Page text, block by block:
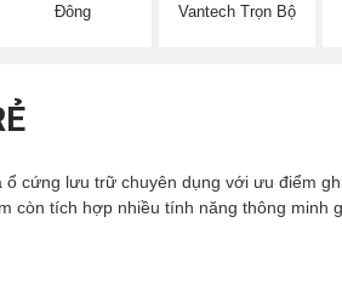
Đông
Vantech Trọn Bộ
cứng lưu trữ chuyên dụng với ưu điểm
còn tích hợp nhiều tính năng thông minh